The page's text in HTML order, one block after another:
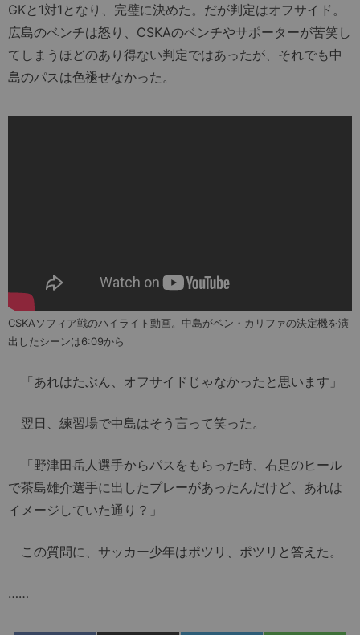
GKと1対1となり、完璧に決めた。だが判定はオフサイド。
広島のベンチは怒り、CSKAのベンチやサポーターが苦笑し
てしまうほどのあり得ない判定ではあったが、それでも中
島のパスは色褪せなかった。
CSKAソフィア戦のハイライト動画。中島がベン・カリファの決定機を演
出したシーンは6:09から
「あれはたぶん、オフサイドじゃなかったと思います」
翌日、練習場で中島はそう言って笑った。
「野津田岳人選手からパスをもらった時、右足のヒール
で茶島雄介選手に出したプレーがあったんだけど、あれは
イメージしていた通り？」
この質問に、サッカー少年はポツリ、ポツリと答えた。
……